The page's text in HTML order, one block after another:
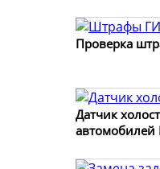
Проверка
Датчик
автомобилей